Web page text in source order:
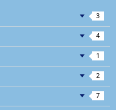
3
4
1
2
7